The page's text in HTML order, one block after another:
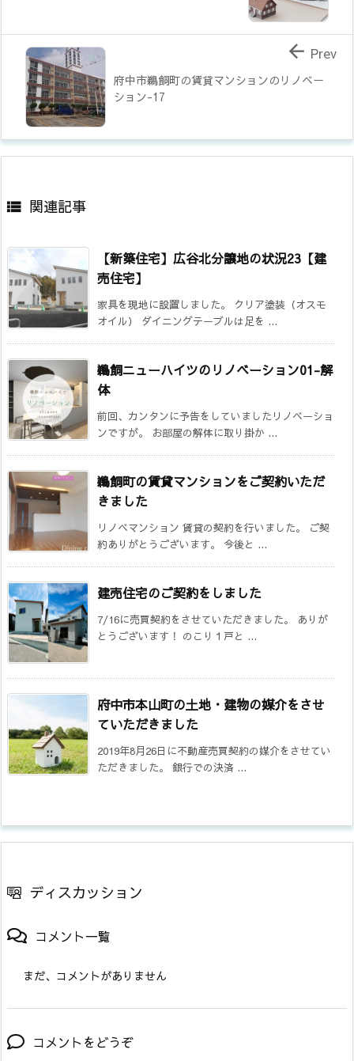
府中市鵜飼町の賃貸マンションのリノベー
ション-17
 Prev
 関連記事
【新築住宅】広谷北分譲地の状況23【建
売住宅】
家具を現地に設置しました。 クリア塗装（オスモ
オイル） ダイニングテーブルは足を ...
鵜飼ニューハイツのリノベーション01-解
体
前回、カンタンに予告をしていましたリノベーショ
ンですが。 お部屋の解体に取り掛か ...
鵜飼町の賃貸マンションをご契約いただ
きました
リノベマンション 賃貸の契約を行いました。 ご契
約ありがとうございます。 今後と ...
建売住宅のご契約をしました
7/16に売買契約をさせていただきました。 ありが
とうございます！ のこり１戸と ...
府中市本山町の土地・建物の媒介をさせ
ていただきました
2019年8月26日に不動産売買契約の媒介をさせてい
ただきました。 銀行での決済 ...
ディスカッション
コメント一覧
まだ、コメントがありません
コメントをどうぞ